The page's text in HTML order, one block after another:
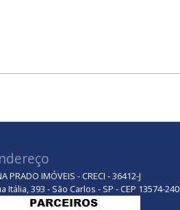
PRADO IMÓVEIS - CRECI - 36412-J
Itália, 393 - São Carlos - SP - CEP 13574-240